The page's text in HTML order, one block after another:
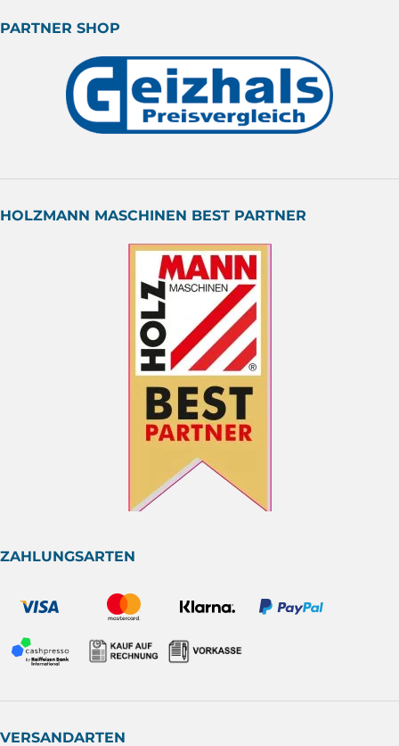
PARTNER SHOP
HOLZMANN MASCHINEN BEST PARTNER
ZAHLUNGSARTEN
VERSANDARTEN